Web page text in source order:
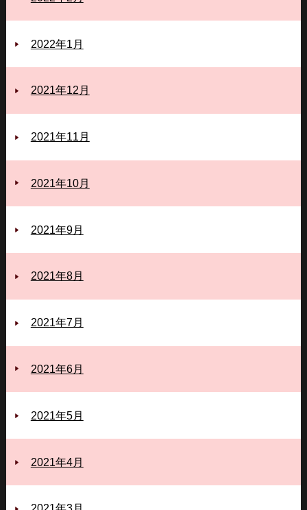
2022年1月
2021年12月
2021年11月
2021年10月
2021年9月
2021年8月
2021年7月
2021年6月
2021年5月
2021年4月